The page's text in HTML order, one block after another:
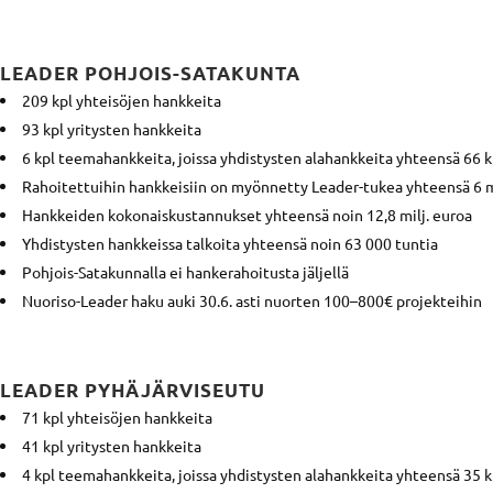
LEADER POHJOIS-SATAKUNTA
209 kpl yhteisöjen hankkeita
93 kpl yritysten hankkeita
6 kpl teemahankkeita, joissa yhdistysten alahankkeita yhteensä 66
Rahoitettuihin hankkeisiin on myönnetty Leader-tukea yhteensä 6
Hankkeiden kokonaiskustannukset yhteensä noin 12,8 milj. euroa
Yhdistysten hankkeissa talkoita yhteensä noin 63 000 tuntia
Pohjois-Satakunnalla ei hankerahoitusta jäljellä
Nuoriso-Leader haku auki 30.6. asti nuorten 100–800€ projekteihin
LEADER PYHÄJÄRVISEUTU
71 kpl yhteisöjen hankkeita
41 kpl yritysten hankkeita
4 kpl teemahankkeita, joissa yhdistysten alahankkeita yhteensä 35